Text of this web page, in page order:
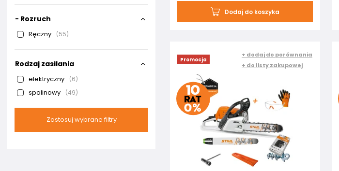
- Rozruch
Ręczny 55
Rodzaj zasilania
elektryczny 6
spalinowy 49
Zastosuj wybrane filtry
Dodaj do koszyka
Promocja
+ dodaj do porównania
+ do listy zakupowej